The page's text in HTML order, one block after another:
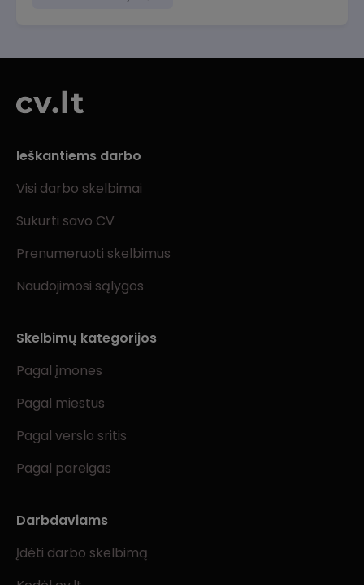
Ieškantiems darbo
Visi darbo skelbimai
Sukurti savo CV
Prenumeruoti skelbimus
Naudojimosi sąlygos
Skelbimų kategorijos
Pagal įmones
Pagal miestus
Pagal verslo sritis
Pagal pareigas
Darbdaviams
Įdėti darbo skelbimą